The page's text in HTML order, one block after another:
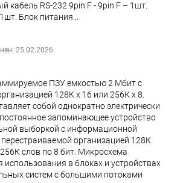
кабель RS-232 9pin F - 9pin F – 1шт.
Блок питания...
25.02.2026
ПЗУ емкостью 2 Мбит с
128К х 16 или 256К х 8.
собой однократно электрически
за­поминающее устройство
выборкой с информационной
организацией 128К
слов по 8 бит. Микросхема
использования в блоках и устройствах
систем с большими потоками